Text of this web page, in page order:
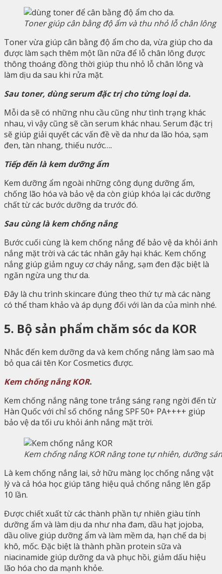
Toner giúp cân bằng độ ẩm và thu nhỏ lỗ chân lông
Toner vừa giúp cân bằng độ ẩm cho da, vừa giúp cho da
được làm sạch thêm một lần nữa để lỗ chân lông được
thông thoáng đồng thời giúp thu nhỏ lỗ chân lông và
làm dịu da sau khi rửa mặt.
Sau toner, dùng serum đặc trị cho từng loại da.
Mỗi da sẽ có những nhu cầu cũng như tình trạng khác
nhau, vì vậy cũng sẽ cần serum khác nhau. Serum đặc trị
sẽ giúp giải quyết các vấn đề về da như da lão hóa, sạm
đen, tàn nhang, thiếu nước….
Tiếp đến là kem dưỡng ẩm
Kem dưỡng ẩm ngoài những công dụng dưỡng ẩm,
chống lão hóa và bảo vệ da còn giúp khóa lại các dưỡng
chất từ các bước dưỡng da trước đó.
Sau cùng là kem chống nắng
Bước cuối cùng là kem chống nắng để bảo vệ da khỏi ánh
nắng mặt trời và các tác nhân gây hại khác. Kem chống
nắng giúp giảm nguy cơ cháy nắng, sạm đen đặc biệt là
ngăn ngừa ung thư da.
Đây là chu trình skincare đúng theo thứ tự mà các nàng
có thể tham khảo và áp dụng đối với làn da của mình nhé.
5. Bộ sản phẩm chăm sóc da KOR
Nhắc đến kem dưỡng da và kem chống nắng làm sao mà
bỏ qua cái tên Kor Cosmetics được.
Kem chống nắng KOR.
Kem chống nắng nâng tone trắng sáng rạng ngời đến từ
Hàn Quốc với chỉ số chống nắng SPF 50+ PA++++ giúp
bảo vệ da tối ưu khỏi ánh nắng mặt trời.
Kem chống nắng KOR nâng tone tự nhiên, dưỡng
Là kem chống nắng lai, sở hữu màng lọc chống nắng vật
lý và cả hóa học giúp tăng hiệu quả chống nắng lên gấp
10 lần.
Được chiết xuất từ các thành phần tự nhiên giàu tính
dưỡng ẩm và làm dịu da như nha đam, dầu hạt jojoba,
dầu olive giúp dưỡng ẩm và làm mềm da, hạn chế da bị
khô, mốc. Đặc biệt là thành phần protein sữa và
niacinamide giúp dưỡng da và phục hồi, giảm dấu hiệu
lão hóa cho da mạnh khỏe.